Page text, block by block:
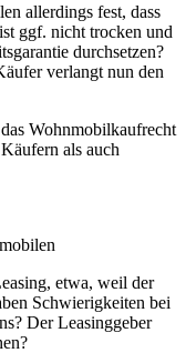
allerdings fest, dass
ggf. nicht trocken und
durchsetzen?
verlangt nun den
Wohnmobilkaufrecht
als auch
etwa, weil der
Schwierigkeiten bei
Der Leasinggeber